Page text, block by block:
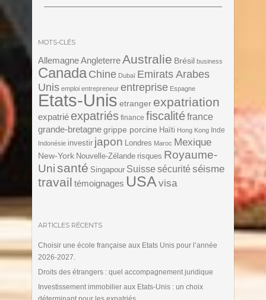
MOTS-CLÉS
Allemagne AngleterreAustralie Brésil business
Canada Chine Dubaï Emirats Arabes
Unis emploi entrepreneur entreprise Espagne
Etats-Unis etranger expatriation
expatrié expatriés finance fiscalitéfrance
grande-bretagne grippe porcine Haïti Hong Kong Inde
Indonésie investir japon Londres Maroc Mexique
New-York Nouvelle-Zélande risques Royaume-
Unisanté Singapour Suisse sécurité séisme
travail témoignages USA visa
ARTICLES RÉCENTS
Choisir une école française aux Etats Unis pour l’année
2026-2027.
Droits des étrangers : quel accompagnement juridique
Investissement immobilier aux Etats-Unis : un choix